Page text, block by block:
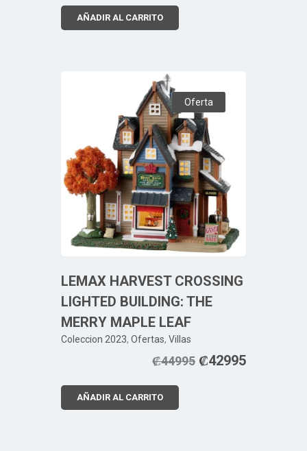
AÑADIR AL CARRITO
Oferta
LEMAX HARVEST CROSSING
LIGHTED BUILDING: THE
MERRY MAPLE LEAF
Coleccion 2023, Ofertas, Villas
₡44995 ₡42995
AÑADIR AL CARRITO